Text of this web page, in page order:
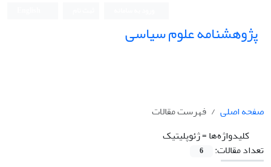
پژوهشنامه علوم سیاسی
صفحه اصلی
فهرست مقالات
کلیدواژه‌ها =ژئوپلیتیک
تعداد مقالات:
6